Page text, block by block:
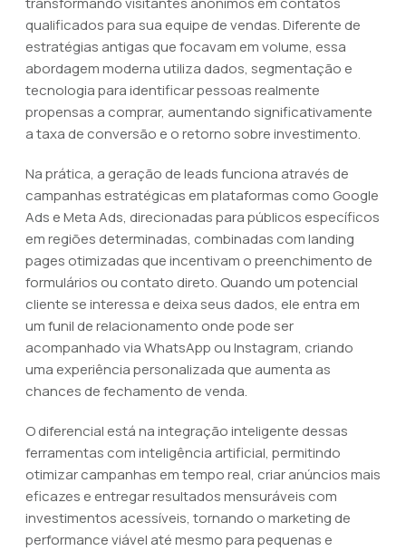
qualificados para sua equipe de vendas. Diferente de
estratégias antigas que focavam em volume, essa
abordagem moderna utiliza dados, segmentação e
tecnologia para identificar pessoas realmente
propensas a comprar, aumentando significativamente
a taxa de conversão e o retorno sobre investimento.
Na prática, a geração de leads funciona através de
campanhas estratégicas em plataformas como Google
Ads e Meta Ads, direcionadas para públicos específicos
em regiões determinadas, combinadas com landing
pages otimizadas que incentivam o preenchimento de
formulários ou contato direto. Quando um potencial
cliente se interessa e deixa seus dados, ele entra em
um funil de relacionamento onde pode ser
acompanhado via WhatsApp ou Instagram, criando
uma experiência personalizada que aumenta as
chances de fechamento de venda.
O diferencial está na integração inteligente dessas
ferramentas com inteligência artificial, permitindo
otimizar campanhas em tempo real, criar anúncios mais
eficazes e entregar resultados mensuráveis com
investimentos acessíveis, tornando o marketing de
performance viável até mesmo para pequenas e